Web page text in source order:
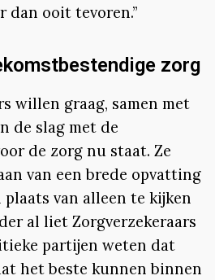
dan ooit tevoren.”
zorg
willen graag, samen met
de slag met de
de zorg nu staat. Ze
van een brede opvatting
van alleen te kijken
al liet Zorgverzekeraars
partijen weten dat
het beste kunnen binnen